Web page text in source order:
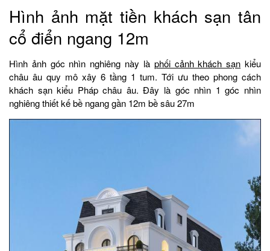
Hình ảnh mặt tiền khách sạn tân
cổ điển ngang 12m
Hình ảnh góc nhìn nghiêng này là phối cảnh khách sạn kiểu
châu âu quy mô xây 6 tầng 1 tum. Tới ưu theo phong cách
khách sạn kiểu Pháp châu âu. Đây là góc nhìn 1 góc nhìn
nghiêng thiết kế bề ngang gần 12m bề sâu 27m